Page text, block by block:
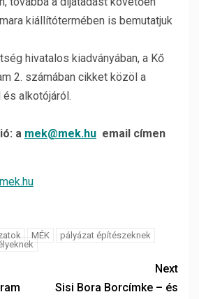
kiállítótermében is bemutatjuk
hivatalos kiadványában, a Kő
2. számában cikket közöl a
alkotójáról.
a mek@mek.hu email címen
MÉK
pályázat építészeknek
Next
Sisi Bora Borcímke – és